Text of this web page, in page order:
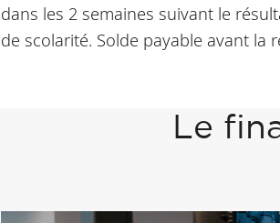
dans les 2 semaines suivant le
de scolarité. Solde payable avant la
Le